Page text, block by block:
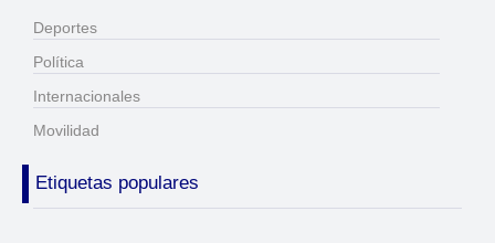
Deportes
Política
Internacionales
Movilidad
Etiquetas populares